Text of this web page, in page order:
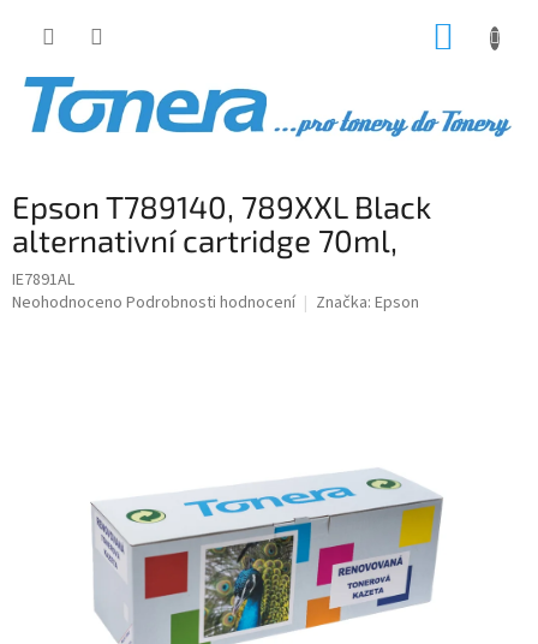
Epson T789140, 789XXL Black
alternativní cartridge 70ml,
IE7891AL
Průměrné
Neohodnoceno Podrobnosti hodnocení Značka: Epson